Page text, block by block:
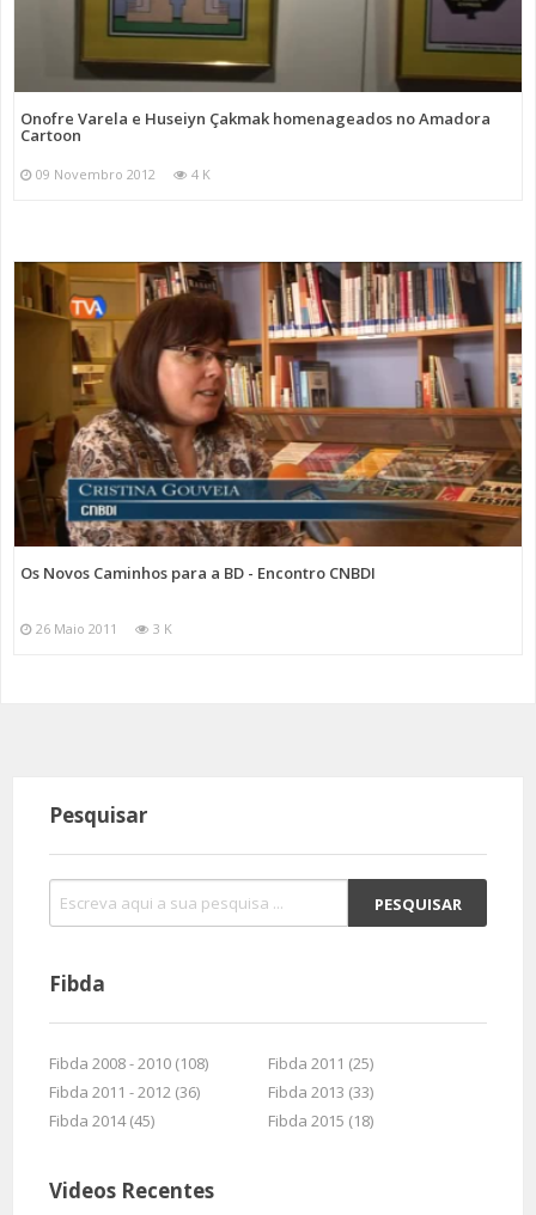
Onofre Varela e Huseiyn Çakmak homenageados no Amadora
Cartoon
09 Novembro 2012 4 K
Os Novos Caminhos para a BD - Encontro CNBDI
26 Maio 2011 3 K
Pesquisar
Fibda
Fibda 2008 - 2010 (108)
Fibda 2011 (25)
Fibda 2011 - 2012 (36)
Fibda 2013 (33)
Fibda 2014 (45)
Fibda 2015 (18)
Videos Recentes